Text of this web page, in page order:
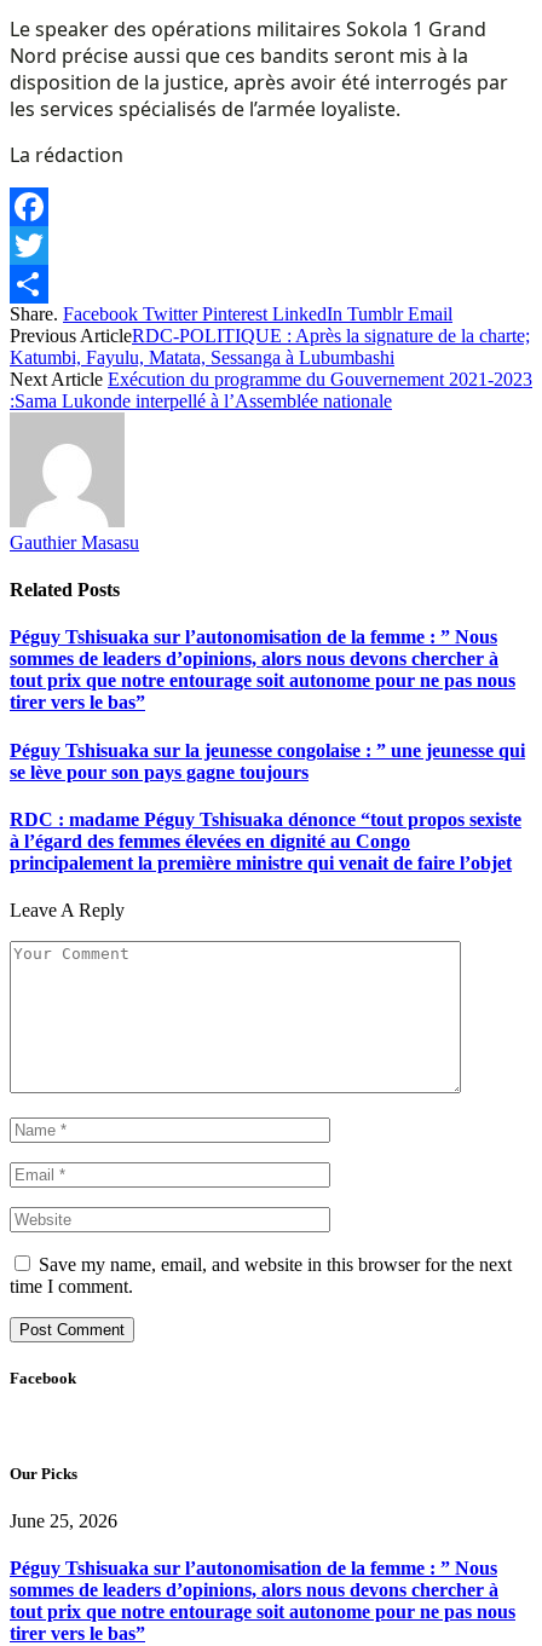
Le speaker des opérations militaires Sokola 1 Grand
Nord précise aussi que ces bandits seront mis à la
disposition de la justice, après avoir été interrogés par
les services spécialisés de l’armée loyaliste.
La rédaction
Facebook
Twitter
Share
Share. Facebook Twitter Pinterest LinkedIn Tumblr Email
Previous ArticleRDC-POLITIQUE : Après la signature de la charte;
Katumbi, Fayulu, Matata, Sessanga à Lubumbashi
Next Article Exécution du programme du Gouvernement 2021-2023
:Sama Lukonde interpellé à l’Assemblée nationale
Gauthier Masasu
Related Posts
Péguy Tshisuaka sur l’autonomisation de la femme : ” Nous
sommes de leaders d’opinions, alors nous devons chercher à
tout prix que notre entourage soit autonome pour ne pas nous
tirer vers le bas”
Péguy Tshisuaka sur la jeunesse congolaise : ” une jeunesse qui
se lève pour son pays gagne toujours
RDC : madame Péguy Tshisuaka dénonce “tout propos sexiste
à l’égard des femmes élevées en dignité au Congo
principalement la première ministre qui venait de faire l’objet
Leave A Reply
Save my name, email, and website in this browser for the next
time I comment.
Facebook
Our Picks
June 25, 2026
Péguy Tshisuaka sur l’autonomisation de la femme : ” Nous
sommes de leaders d’opinions, alors nous devons chercher à
tout prix que notre entourage soit autonome pour ne pas nous
tirer vers le bas”